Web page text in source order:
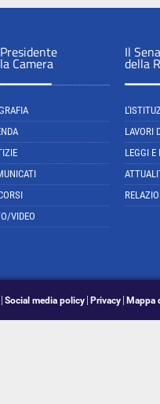
Camera
VIDEO
Il
della
LAVORI
LEGGI E
Social media policy Privacy Mappa